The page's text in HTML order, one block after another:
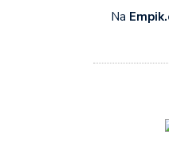
Na